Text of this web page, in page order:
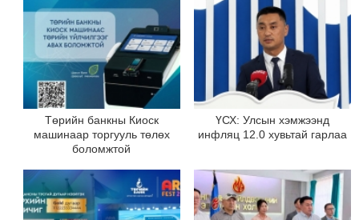
Төрийн банкны Киоск
машинаар торгууль төлөх
боломжтой
ҮСХ: Улсын хэмжээнд
инфляц 12.0 хувьтай гарлаа